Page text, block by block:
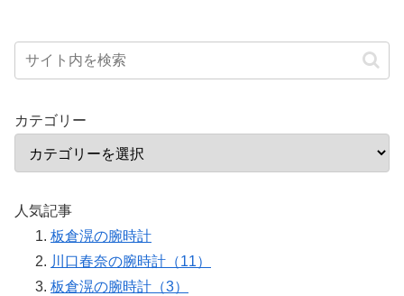
カテゴリー
人気記事
板倉滉の腕時計
川口春奈の腕時計（11）
板倉滉の腕時計（3）